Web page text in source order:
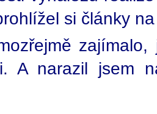
si články
A narazil jsem